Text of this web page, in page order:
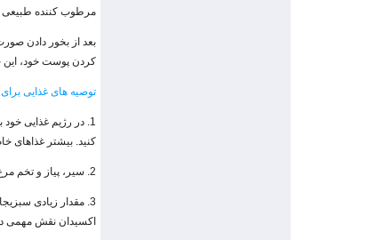
مرطوب کننده طبیعی
بعد از بخور دادن
کردن پوست خود، این
توصیه های غذایی
1. در رژیم غذایی خود
کنید. بیشتر غذاهای
2. سیر، پیاز و تخم مرغ بخورید، زیرا گوگرد موجود در آنها باعث حفظ لطافت و جوانی پوست می شود.
3. مقدار زیادی
اکسیدان نقش مهمی